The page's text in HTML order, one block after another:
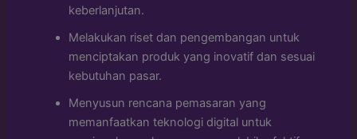
keberlanjutan.
Melakukan riset dan pengembangan untuk
menciptakan produk yang inovatif dan sesuai
kebutuhan pasar.
Menyusun rencana pemasaran yang
memanfaatkan teknologi digital untuk